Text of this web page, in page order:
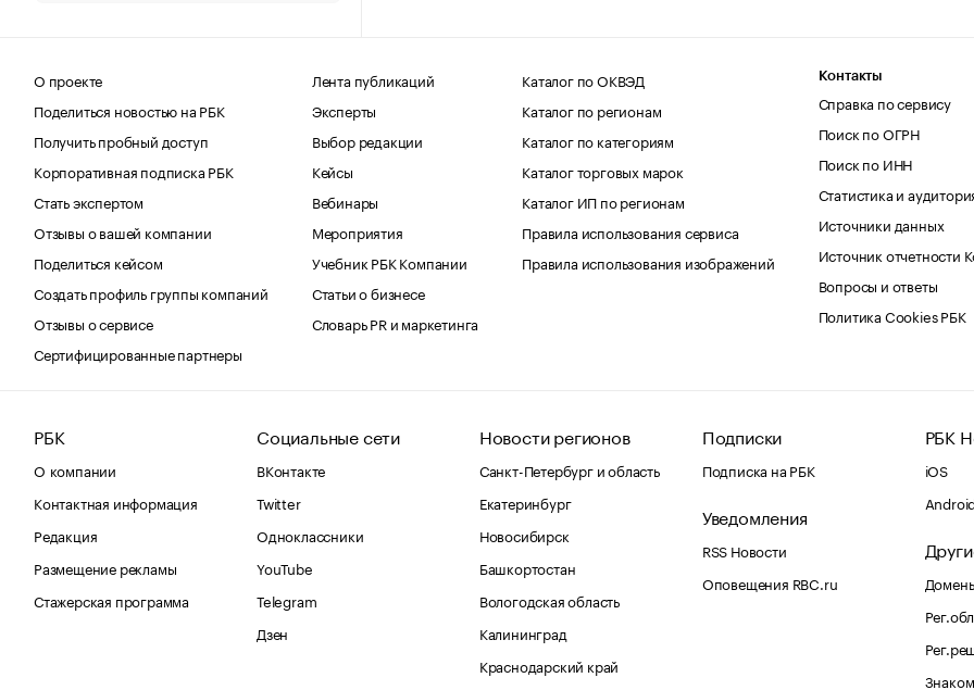
О проекте
Поделиться новостью на РБК
Получить пробный доступ
Корпоративная подписка РБК
Стать экспертом
Отзывы о вашей компании
Поделиться кейсом
Создать профиль группы компаний
Отзывы о сервисе
Сертифицированные партнеры
Лента публикаций
Эксперты
Выбор редакции
Кейсы
Вебинары
Мероприятия
Учебник РБК Компании
Статьи о бизнесе
Словарь PR и маркетинга
Каталог по ОКВЭД
Каталог по регионам
Каталог по категориям
Каталог торговых марок
Каталог ИП по регионам
Правила использования сервиса
Правила использования изображений
Контакты
Справка по сервису
Поиск по ОГРН
Поиск по ИНН
Статистика и
Источники данных
Источник отчетности
Вопросы и ответы
Политика Cookies РБК
РБК
О компании
Контактная информация
Редакция
Размещение рекламы
Стажерская программа
Социальные сети
ВКонтакте
Twitter
Одноклассники
YouTube
Telegram
Дзен
Новости регионов
Санкт-Петербург и область
Екатеринбург
Новосибирск
Башкортостан
Вологодская область
Калининград
Краснодарский край
Подписки
Подписка на РБК
Уведомления
RSS Новости
Оповещения RBC.ru
РБК
iOS